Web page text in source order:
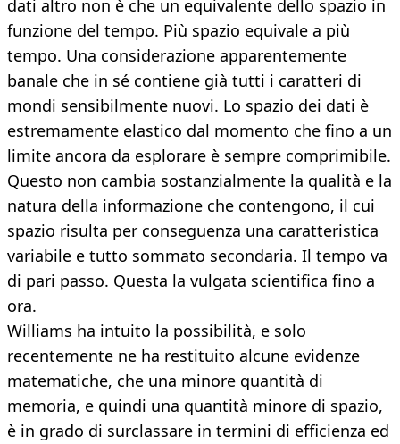
dati altro non è che un equivalente dello spazio in
funzione del tempo. Più spazio equivale a più
tempo. Una considerazione apparentemente
banale che in sé contiene già tutti i caratteri di
mondi sensibilmente nuovi. Lo spazio dei dati è
estremamente elastico dal momento che fino a un
limite ancora da esplorare è sempre comprimibile.
Questo non cambia sostanzialmente la qualità e la
natura della informazione che contengono, il cui
spazio risulta per conseguenza una caratteristica
variabile e tutto sommato secondaria. Il tempo va
di pari passo. Questa la vulgata scientifica fino a
ora.
Williams ha intuito la possibilità, e solo
recentemente ne ha restituito alcune evidenze
matematiche, che una minore quantità di
memoria, e quindi una quantità minore di spazio,
è in grado di surclassare in termini di efficienza ed